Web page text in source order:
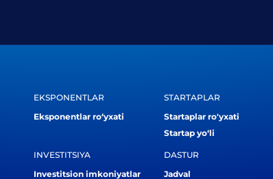
EKSPONENTLAR
Eksponentlar ro‘yxati
STARTAPLAR
Startaplar ro'yxati
Startap yo‘li
INVESTITSIYA
Investitsion imkoniyatlar
DASTUR
Jadval